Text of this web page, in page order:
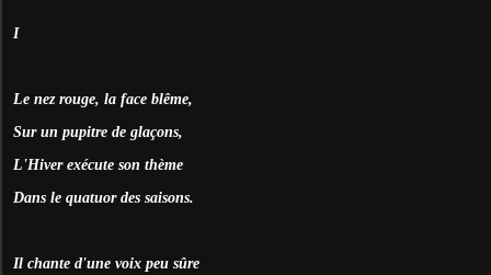
I
Le nez rouge, la face blême,
Sur un pupitre de glaçons,
L'Hiver exécute son thème
Dans le quatuor des saisons.
Il chante d'une voix peu sûre